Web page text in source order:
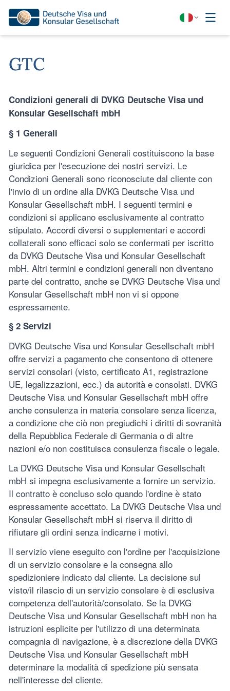
GTC
Condizioni generali di DVKG Deutsche Visa und
Konsular Gesellschaft mbH
§ 1 Generali
Le seguenti Condizioni Generali costituiscono la base
giuridica per l'esecuzione dei nostri servizi. Le
Condizioni Generali sono riconosciute dal cliente con
l'invio di un ordine alla DVKG Deutsche Visa und
Konsular Gesellschaft mbH. I seguenti termini e
condizioni si applicano esclusivamente al contratto
stipulato. Accordi diversi o supplementari e accordi
collaterali sono efficaci solo se confermati per iscritto
da DVKG Deutsche Visa und Konsular Gesellschaft
mbH. Altri termini e condizioni generali non diventano
parte del contratto, anche se DVKG Deutsche Visa und
Konsular Gesellschaft mbH non vi si oppone
espressamente.
§ 2 Servizi
DVKG Deutsche Visa und Konsular Gesellschaft mbH
offre servizi a pagamento che consentono di ottenere
servizi consolari (visto, certificato A1, registrazione
UE, legalizzazioni, ecc.) da autorità e consolati. DVKG
Deutsche Visa und Konsular Gesellschaft mbH offre
anche consulenza in materia consolare senza licenza,
a condizione che ciò non pregiudichi i diritti di sovranità
della Repubblica Federale di Germania o di altre
nazioni e/o non costituisca consulenza fiscale o legale.
La DVKG Deutsche Visa und Konsular Gesellschaft
mbH si impegna esclusivamente a fornire un servizio.
Il contratto è concluso solo quando l'ordine è stato
espressamente accettato. La DVKG Deutsche Visa und
Konsular Gesellschaft mbH si riserva il diritto di
rifiutare gli ordini senza indicarne i motivi.
Il servizio viene eseguito con l'ordine per l'acquisizione
di un servizio consolare e la consegna allo
spedizioniere indicato dal cliente. La decisione sul
visto/il rilascio di un servizio consolare è di esclusiva
competenza dell'autorità/consolato. Se la DVKG
Deutsche Visa und Konsular Gesellschaft mbH non ha
istruzioni esplicite per l'utilizzo di una determinata
compagnia di navigazione, è a discrezione della DVKG
Deutsche Visa und Konsular Gesellschaft mbH
determinare la modalità di spedizione più sensata
nell'interesse del cliente.